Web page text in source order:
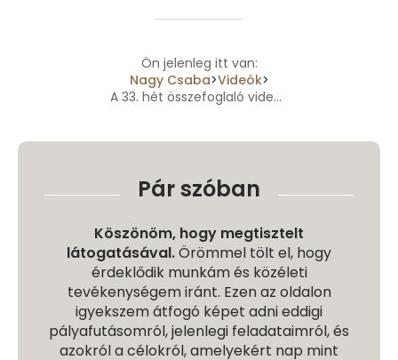
Ön jelenleg itt van:
Nagy Csaba>Videók>
A 33. hét összefoglaló videója
Pár szóban
Köszönöm, hogy megtisztelt
látogatásával.Örömmel tölt el, hogy
érdeklődik munkám és közéleti
tevékenységem iránt. Ezen az oldalon
igyekszem átfogó képet adni eddigi
pályafutásomról, jelenlegi feladataimról, és
azokról a célokról, amelyekért nap mint